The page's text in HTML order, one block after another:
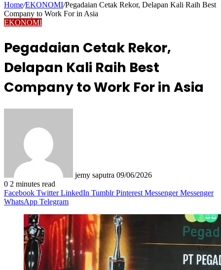
Home/EKONOMI/Pegadaian Cetak Rekor, Delapan Kali Raih Best
Company to Work For in Asia
EKONOMI
Pegadaian Cetak Rekor,
Delapan Kali Raih Best
Company to Work For in Asia
jemy saputra 09/06/2026
0 2 minutes read
Facebook Twitter LinkedIn Tumblr Pinterest Messenger Messenger
WhatsApp Telegram